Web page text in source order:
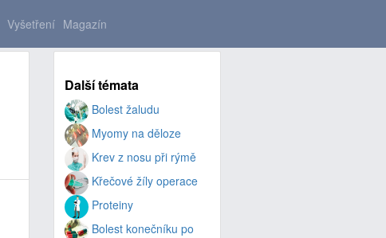
Vyšetření Magazín
Další témata
Bolest žaludu
Myomy na děloze
Krev z nosu při rýmě
Křečové žíly operace
Proteiny
Bolest konečníku po